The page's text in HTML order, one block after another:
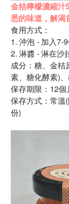
金桔檸檬濃縮汁
悉的味道， 解渴
食用方式：
1. 沖泡 - 加入7-
2. 淋醬 - 淋在沙
成分： 糖、 金桔
素、 糖化酵素)
保存期限：12個
保存方式：常溫
份)